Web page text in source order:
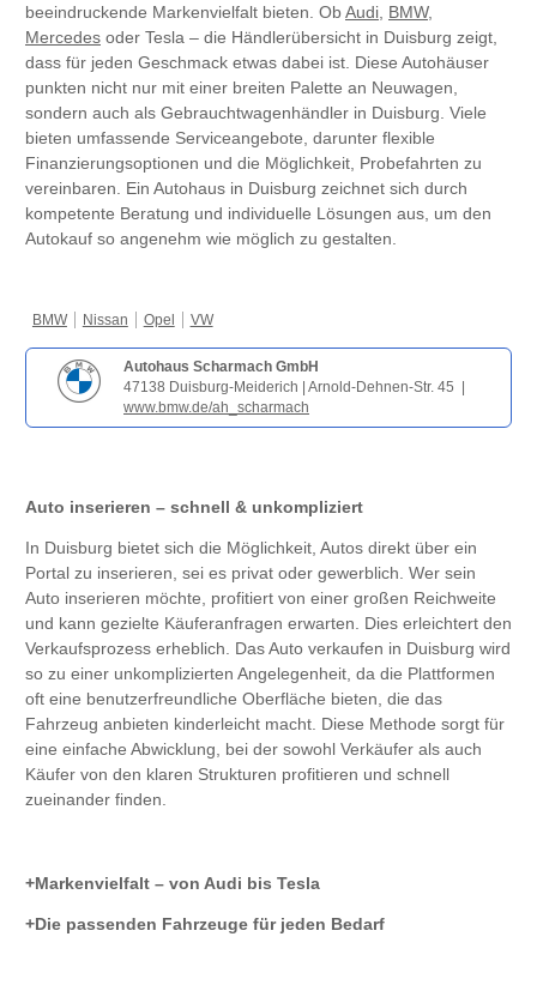
beeindruckende Markenvielfalt bieten. ObAudi BMW,
Mercedes oder Tesla – die Händlerübersicht in Duisburg zeigt,
dass für jeden Geschmack etwas dabei ist. Diese Autohäuser
punkten nicht nur mit einer breiten Palette an Neuwagen,
sondern auch als Gebrauchtwagenhändler in Duisburg. Viele
bieten umfassende Serviceangebote, darunter flexible
Finanzierungsoptionen und die Möglichkeit, Probefahrten zu
vereinbaren. Ein Autohaus in Duisburg zeichnet sich durch
kompetente Beratung und individuelle Lösungen aus, um den
Autokauf so angenehm wie möglich zu gestalten.
BMW Nissan Opel VW
Autohaus Scharmach GmbH
47138 Duisburg-Meiderich | Arnold-Dehnen-Str. 45 |
www.bmw.de/ah_scharmach
Auto inserieren – schnell & unkompliziert
In Duisburg bietet sich die Möglichkeit, Autos direkt über ein
Portal zu inserieren, sei es privat oder gewerblich. Wer sein
Auto inserieren möchte, profitiert von einer großen Reichweite
und kann gezielte Käuferanfragen erwarten. Dies erleichtert den
Verkaufsprozess erheblich. Das Auto verkaufen in Duisburg wird
so zu einer unkomplizierten Angelegenheit, da die Plattformen
oft eine benutzerfreundliche Oberfläche bieten, die das
Fahrzeug anbieten kinderleicht macht. Diese Methode sorgt für
eine einfache Abwicklung, bei der sowohl Verkäufer als auch
Käufer von den klaren Strukturen profitieren und schnell
zueinander finden.
Markenvielfalt – von Audi bis Tesla
Die passenden Fahrzeuge für jeden Bedarf